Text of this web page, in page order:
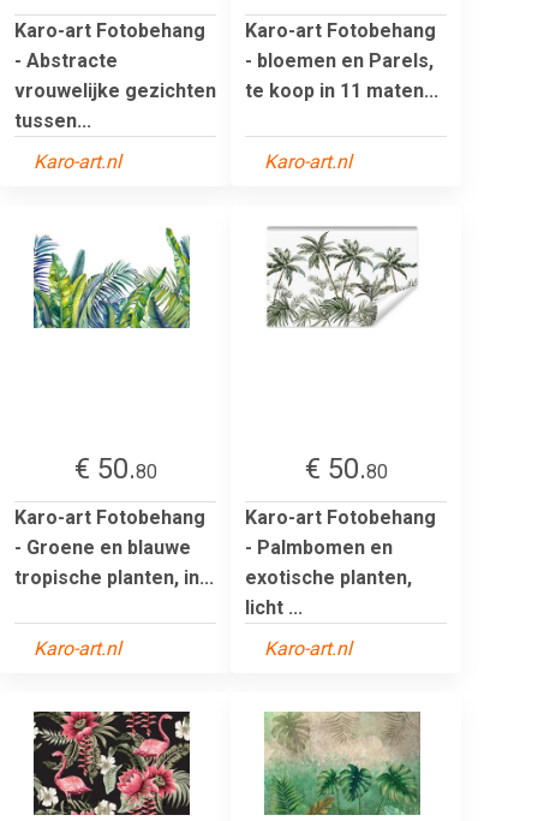
Karo-art Fotobehang
- Abstracte
vrouwelijke gezichten
tussen...
Karo-art.nl
Karo-art Fotobehang
- bloemen en Parels,
te koop in 11 maten...
Karo-art.nl
€ 50.80
Karo-art Fotobehang
- Groene en blauwe
tropische planten, in...
Karo-art.nl
€ 50.80
Karo-art Fotobehang
- Palmbomen en
exotische planten,
licht ...
Karo-art.nl